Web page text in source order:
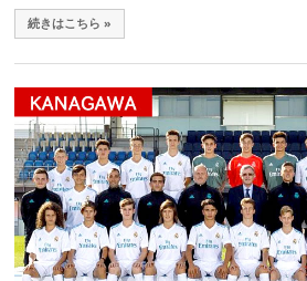
続きはこちら »